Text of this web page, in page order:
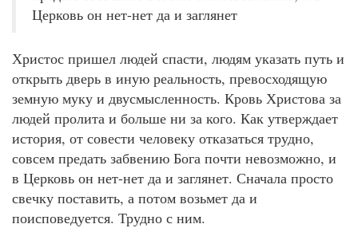
Церковь он нет-нет да и заглянет
Христос пришел людей спасти, людям указать путь и
открыть дверь в иную реальность, превосходящую
земную муку и двусмысленность. Кровь Христова за
людей пролита и больше ни за кого. Как утверждает
история, от совести человеку отказаться трудно,
совсем предать забвению Бога почти невозможно, и
в Церковь он нет-нет да и заглянет. Сначала просто
свечку поставить, а потом возьмет да и
поисповедуется. Трудно с ним.